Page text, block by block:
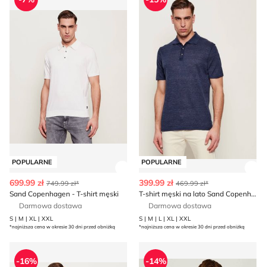
POPULARNE
699.99 zł 749.99 zł*
Sand Copenhagen - T-shirt męski
Darmowa dostawa
S | M | XL | XXL
*najniższa cena w okresie 30 dni przed obniżką
POPULARNE
399.99 zł 469.99 zł*
T-shirt męski na lato Sand Copenhagen
Darmowa dostawa
S | M | L | XL | XXL
*najniższa cena w okresie 30 dni przed obniżką
Sand Copenhagen - T-shirt męski na lato
-16%
Marynarka męska Sand
-14%